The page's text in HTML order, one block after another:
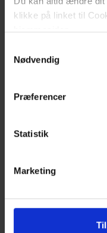
klikke på linket til
hjemmesiden.
Læs mere om brugen
Læs mere om vores
her.
Nødvendig
Præferencer
Statistik
Marketing
Økonomi
Nettobudget i